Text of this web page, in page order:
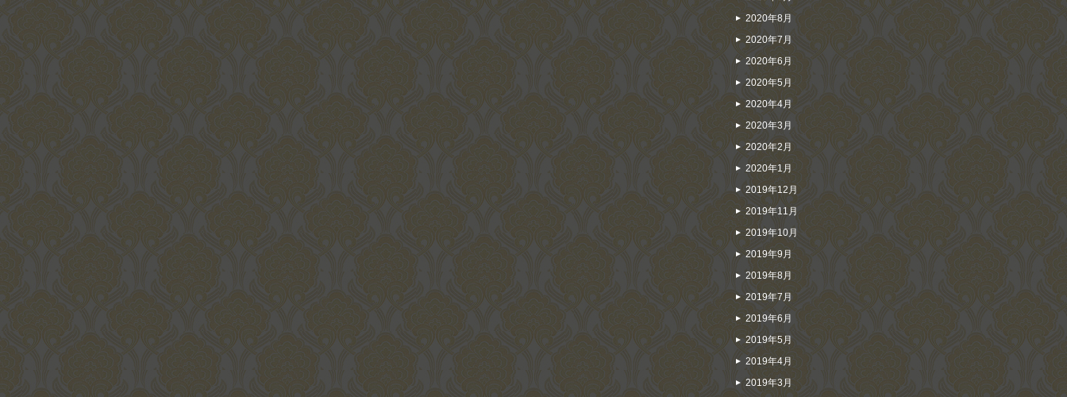
2020年8月
2020年7月
2020年6月
2020年5月
2020年4月
2020年3月
2020年2月
2020年1月
2019年12月
2019年11月
2019年10月
2019年9月
2019年8月
2019年7月
2019年6月
2019年5月
2019年4月
2019年3月